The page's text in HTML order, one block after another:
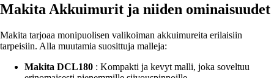
Makita Akkuimurit ja niiden ominaisuudet
Makita tarjoaa monipuolisen valikoiman akkuimureita erilaisiin
tarpeisiin. Alla muutamia suosittuja malleja:
Makita DCL180 : Kompakti ja kevyt malli, joka soveltuu